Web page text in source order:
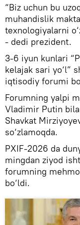
“Biz uchun bu
muhandislik
texnologiyalarni
- dedi prezident.
3-6 iyun kunlari
kelajak sari yo‘l”
iqtisodiy forumi
Forumning yalpi
Vladimir Putin
Shavkat
so‘zlamoqda.
PXIF-2026 da
mingdan ziyod
forumning
bo‘ldi.